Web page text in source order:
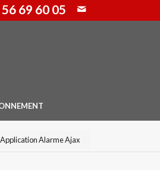
69 60 05
Application Alarme Ajax